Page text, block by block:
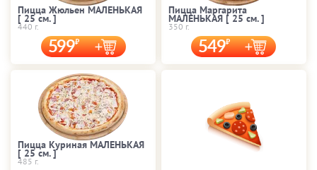
Пицца Жюльен МАЛЕНЬКАЯ
[ 25 cм. ]
440 г.
599
Пицца Маргарита
МАЛЕНЬКАЯ [ 25 cм. ]
350 г.
549
Пицца Куриная МАЛЕНЬКАЯ
[ 25 cм. ]
485 г.